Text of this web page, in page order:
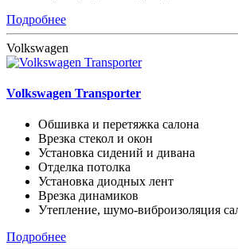
Подробнее
Volkswagen
Volkswagen Transporter
Обшивка и перетяжка салона
Врезка стекол и окон
Установка сидений и дивана
Отделка потолка
Установка диодных лент
Врезка динамиков
Утепление, шумо-виброизоляция
Подробнее